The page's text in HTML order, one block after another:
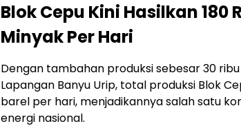
Blok Cepu Kini Hasilkan 180
Minyak Per Hari
Dengan tambahan produksi sebesar 30
Lapangan Banyu Urip, total produksi Blok
barel per hari, menjadikannya salah satu
energi nasional.